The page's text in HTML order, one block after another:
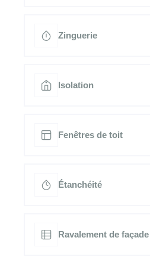
Zinguerie
Isolation
Fenêtres de toit
Étanchéité
Ravalement de façade